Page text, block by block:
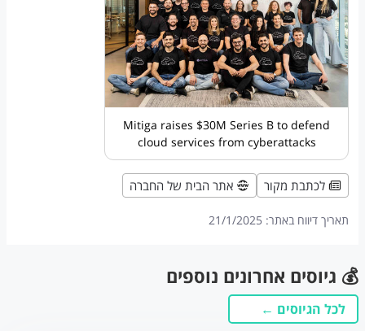
Mitiga raises $30M Series B to defend
cloud services from cyberattacks
לכתבת מקור אתר הבית של החברה
תאריך דיווח באתר: 21/1/2025
💰 גיוסים אחרונים נוספים
לכל הגיוסים ←